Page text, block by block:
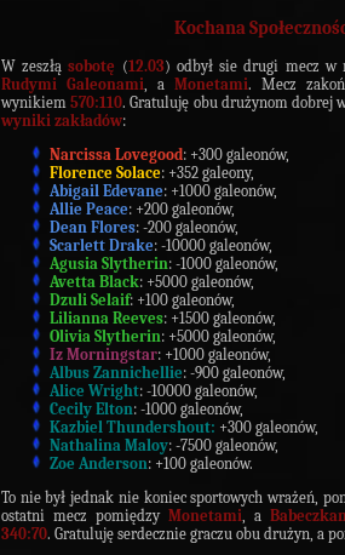
Kochana
W zeszłąsobotę (12.03) odbył sie drugi mecz w
Rudymi Galeonami, a Monetami. Mecz
wynikiem570:110. Gratuluję obu drużynom dobrej
wyniki zakładów:
Narcissa Lovegood: +300 galeonów,
Florence Solace: +352 galeony,
Abigail Edevane: +1000 galeonów,
Allie Peace: +200 galeonów,
Dean Flores: -200 galeonów,
Scarlett Drake: -10000 galeonów,
Agusia Slytherin: -1000 galeonów,
Avetta Black: +5000 galeonów,
Dzuli Selaif: +100 galeonów,
Lilianna Reeves: +1500 galeonów,
Olivia Slytherin: +5000 galeonów,
Iz Morningstar: +1000 galeonów,
Albus Zannichellie: -900 galeonów,
Alice Wright: -10000 galeonów,
Cecily Elton: -1000 galeonów,
Kazbiel Thundershout: +300 galeonów,
Nathalina Maloy: -7500 galeonów,
Zoe Anderson: +100 galeonów.
To nie był jednak nie koniec sportowych wrażeń,
ostatni mecz pomiędzy Monetami, a
340:70. Gratuluję serdecznie graczu obu drużyn, a